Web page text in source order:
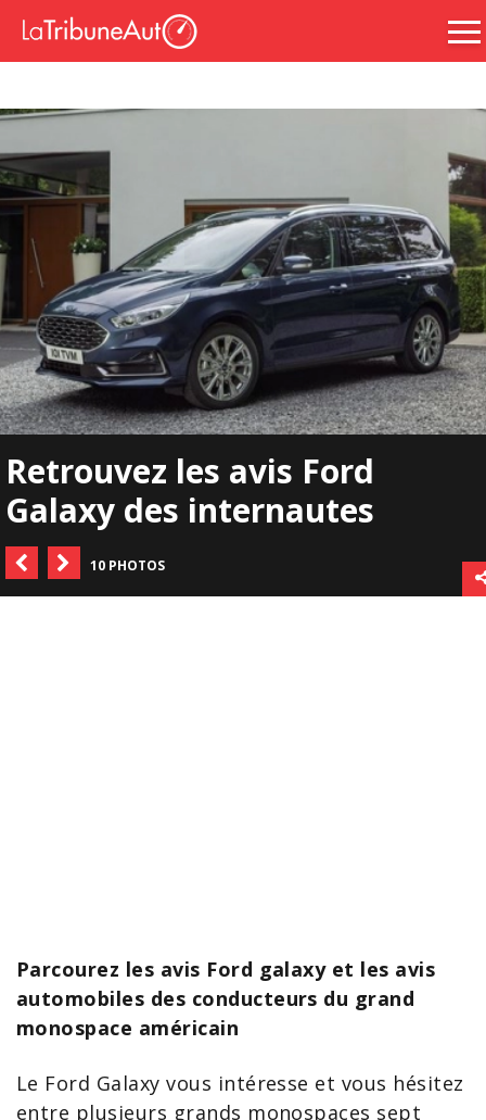
Retrouvez les avis Ford
Galaxy des internautes
10 PHOTOS
Parcourez les avis Ford galaxy et les avis
automobiles des conducteurs du grand
monospace américain
Le Ford Galaxy vous intéresse et vous hésitez
entre plusieurs grands monospaces sept